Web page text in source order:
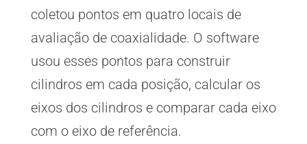
coletou pontos em quatro locais de
avaliação de coaxialidade. O software
usou esses pontos para construir
cilindros em cada posição, calcular os
eixos dos cilindros e comparar cada eixo
com o eixo de referência.